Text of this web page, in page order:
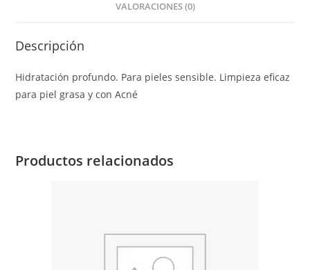
VALORACIONES (0)
Descripción
Hidratación profundo. Para pieles sensible. Limpieza eficaz
para piel grasa y con Acné
Productos relacionados